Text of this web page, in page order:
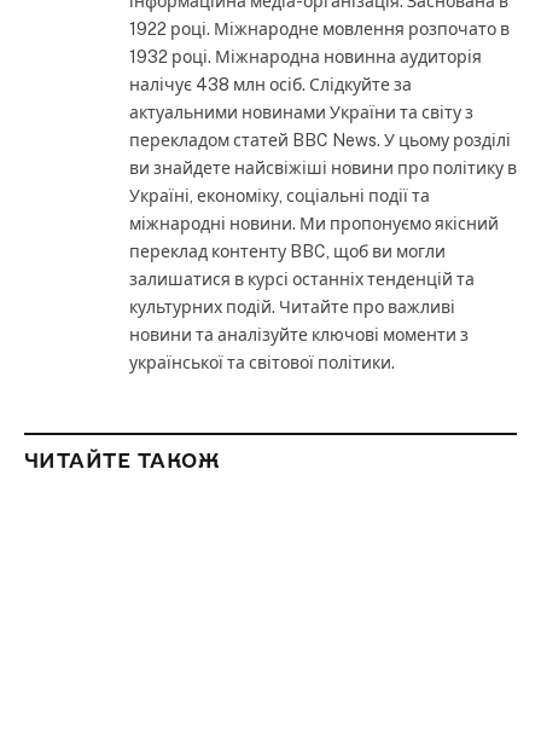
1922 році. Міжнародне мовлення розпочато в
1932 році. Міжнародна новинна аудиторія
налічує 438 млн осіб. Слідкуйте за
актуальними новинами України та світу з
перекладом статей BBC News. У цьому розділі
ви знайдете найсвіжіші новини про політику в
Україні, економіку, соціальні події та
міжнародні новини. Ми пропонуємо якісний
переклад контенту BBC, щоб ви могли
залишатися в курсі останніх тенденцій та
культурних подій. Читайте про важливі
новини та аналізуйте ключові моменти з
української та світової політики.
ЧИТАЙТЕ ТАКОЖ